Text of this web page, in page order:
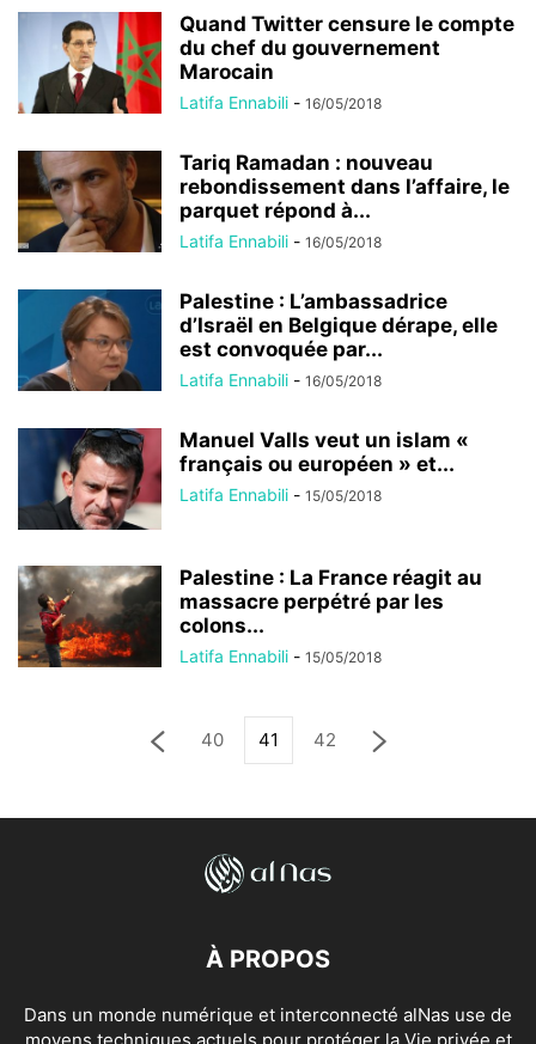
Quand Twitter censure le compte
du chef du gouvernement
Marocain
Latifa Ennabili - 16/05/2018
Tariq Ramadan : nouveau
rebondissement dans l’affaire, le
parquet répond à...
Latifa Ennabili - 16/05/2018
Palestine : L’ambassadrice
d’Israël en Belgique dérape, elle
est convoquée par...
Latifa Ennabili - 16/05/2018
Manuel Valls veut un islam «
français ou européen » et...
Latifa Ennabili - 15/05/2018
Palestine : La France réagit au
massacre perpétré par les
colons...
Latifa Ennabili - 15/05/2018
40 41 42
À PROPOS
Dans un monde numérique et interconnecté alNas use de